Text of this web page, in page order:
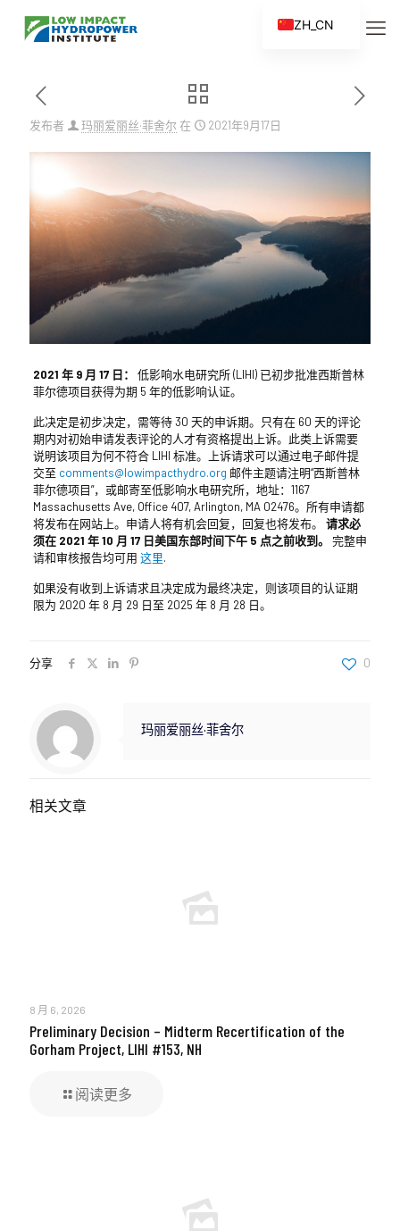
发布者 玛丽爱丽丝·菲舍尔 在 2021年9月17日
2021 年 9 月 17 日：
低影响水电研究所 (LIHI) 已初步批准西斯普林
菲尔德项目获得为期 5 年的低影响认证。
此决定是初步决定，需等待 30 天的申诉期。只有在 60 天的评论
期内对初始申请发表评论的人才有资格提出上诉。此类上诉需要
说明该项目为何不符合 LIHI 标准。上诉请求可以通过电子邮件提
交至 comments@lowimpacthydro.org 邮件主题请注明“西斯普林
菲尔德项目”，或邮寄至低影响水电研究所，地址：1167
Massachusetts Ave, Office 407, Arlington, MA 02476。所有申请都
将发布在网站上。申请人将有机会回复，回复也将发布。 请求必
须在 2021 年 10 月 17 日美国东部时间下午 5 点之前收到。
完整申
请和审核报告均可用 这里.
如果没有收到上诉请求且决定成为最终决定，则该项目的认证期
限为 2020 年 8 月 29 日至 2025 年 8 月 28 日。
分享 0
玛丽爱丽丝·菲舍尔
相关文章
8 月 6, 2026
Preliminary Decision – Midterm Recertification of the
Gorham Project, LIHI #153, NH
阅读更多
ZH_CN